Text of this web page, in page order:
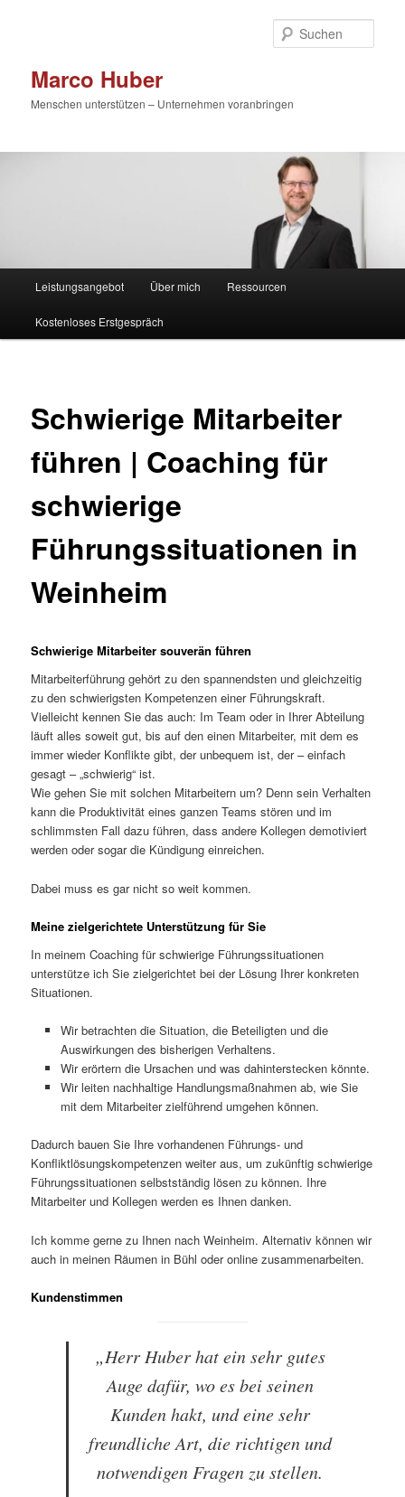
Marco Huber
Menschen unterstützen – Unternehmen voranbringen
Leistungsangebot Über mich Ressourcen
Kostenloses Erstgespräch
Schwierige Mitarbeiter
führen | Coaching für
schwierige
Führungssituationen in
Weinheim
Schwierige Mitarbeiter souverän führen
Mitarbeiterführung gehört zu den spannendsten und gleichzeitig
zu den schwierigsten Kompetenzen einer Führungskraft.
Vielleicht kennen Sie das auch: Im Team oder in Ihrer Abteilung
läuft alles soweit gut, bis auf den einen Mitarbeiter, mit dem es
immer wieder Konflikte gibt, der unbequem ist, der – einfach
gesagt – „schwierig“ ist.
Wie gehen Sie mit solchen Mitarbeitern um? Denn sein Verhalten
kann die Produktivität eines ganzen Teams stören und im
schlimmsten Fall dazu führen, dass andere Kollegen demotiviert
werden oder sogar die Kündigung einreichen.
Dabei muss es gar nicht so weit kommen.
Meine zielgerichtete Unterstützung für Sie
In meinem Coaching für schwierige Führungssituationen
unterstütze ich Sie zielgerichtet bei der Lösung Ihrer konkreten
Situationen.
Wir betrachten die Situation, die Beteiligten und die
Auswirkungen des bisherigen Verhaltens.
Wir erörtern die Ursachen und was dahinterstecken könnte.
Wir leiten nachhaltige Handlungsmaßnahmen ab, wie Sie
mit dem Mitarbeiter zielführend umgehen können.
Dadurch bauen Sie Ihre vorhandenen Führungs- und
Konfliktlösungskompetenzen weiter aus, um zukünftig schwierige
Führungssituationen selbstständig lösen zu können. Ihre
Mitarbeiter und Kollegen werden es Ihnen danken.
Ich komme gerne zu Ihnen nach Weinheim. Alternativ können wir
auch in meinen Räumen in Bühl oder online zusammenarbeiten.
Kundenstimmen
„Herr Huber hat ein sehr gutes
Auge dafür, wo es bei seinen
Kunden hakt, und eine sehr
freundliche Art, die richtigen und
notwendigen Fragen zu stellen.